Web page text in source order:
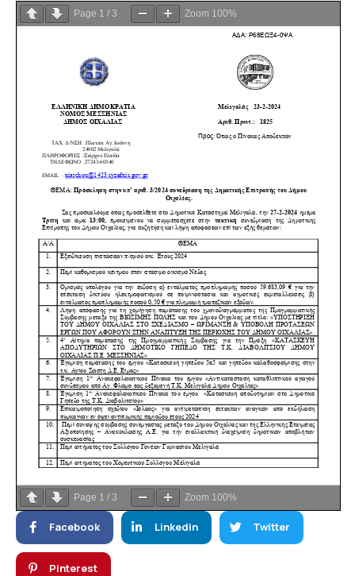
Page 1 / 3 Zoom 100%
Page 1 / 3 Zoom 100%
Facebook Linkedin Twitter
Pinterest